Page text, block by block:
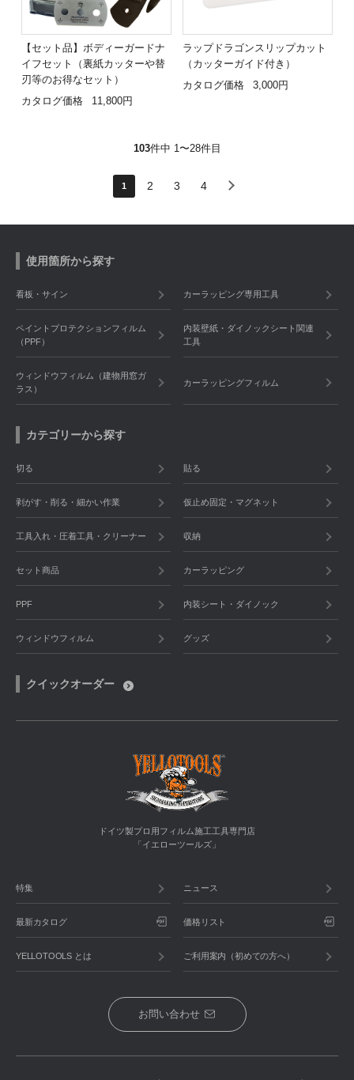
【セット品】ボディーガードナ
イフセット（裏紙カッターや替
刃等のお得なセット）
カタログ価格
11,800円
ラップドラゴンスリップカット
（カッターガイド付き）
カタログ価格
3,000円
103件中 1〜28件目
1 2 3 4
使用箇所から探す
看板・サイン カーラッピング専用工具
ペイントプロテクションフィルム
（PPF）
内装壁紙・ダイノックシート関連
工具
ウィンドウフィルム（建物用窓ガ
ラス）
カーラッピングフィルム
カテゴリーから探す
切る 貼る
剥がす・削る・細かい作業 仮止め固定・マグネット
工具入れ・圧着工具・クリーナー 収納
セット商品 カーラッピング
PPF 内装シート・ダイノック
ウィンドウフィルム グッズ
クイックオーダー
ドイツ製プロ用フィルム施工工具専門店
「イエローツールズ」
特集 ニュース
最新カタログ 価格リスト
YELLOTOOLS とは ご利用案内（初めての方へ）
お問い合わせ